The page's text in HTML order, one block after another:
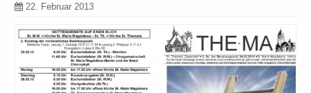
22. Februar 2013